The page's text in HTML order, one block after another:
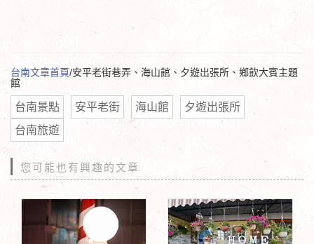
台南文章首頁/安平老街巷弄、海山館、夕遊出張所、鄉飲大賓主題
館
台南景點 安平老街 海山館
夕遊出張所
台南旅遊
您可能也有興趣的文章